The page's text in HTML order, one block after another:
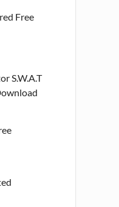
Free
S.W.A.T